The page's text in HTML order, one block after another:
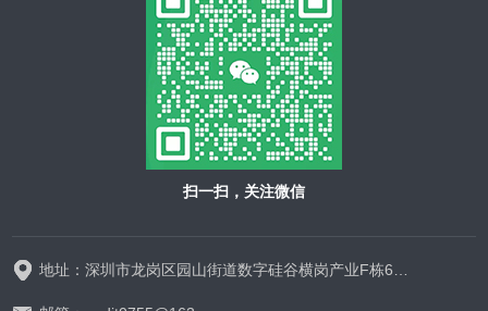
扫一扫，关注微信
地址：深圳市龙岗区园山街道数字硅谷横岗产业F栋628-629